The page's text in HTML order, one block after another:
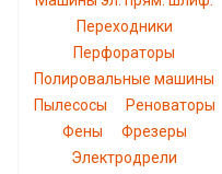
Переходники
Перфораторы
Полировальные машины
Пылесосы
Реноваторы
Фены
Фрезеры
Электродрели